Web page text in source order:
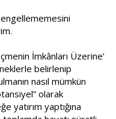
engellememesini
İmkânları Üzerine’
belirlenip
nasıl mümkün
olarak
yatırım yaptığına